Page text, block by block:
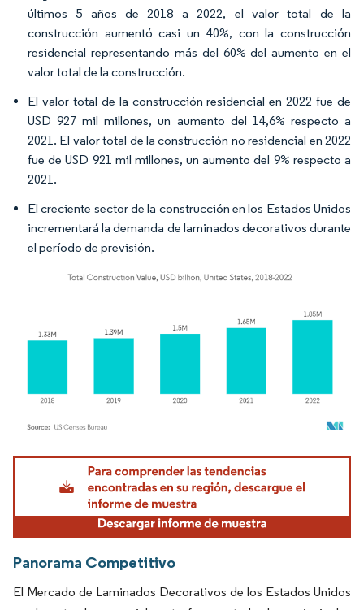
últimos 5 años de 2018 a 2022, el valor total de la
construcción aumentó casi un 40%, con la construcción
residencial representando más del 60% del aumento en el
valor total de la construcción.
El valor total de la construcción residencial en 2022 fue de
USD 927 mil millones, un aumento del 14,6% respecto a
2021. El valor total de la construcción no residencial en 2022
fue de USD 921 mil millones, un aumento del 9% respecto a
2021.
El creciente sector de la construcción en los Estados Unidos
incrementará la demanda de laminados decorativos durante
el período de previsión.
Imagen © Mordor Intelligence. El uso requiere atribución según CC BY 4.0.
Panorama Competitivo
El Mercado de Laminados Decorativos de los Estados Unidos